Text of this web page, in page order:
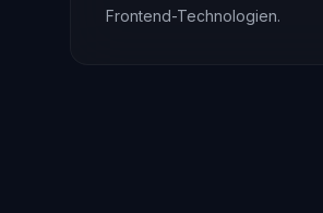
Frontend-Technologien.